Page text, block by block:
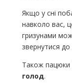
Якщо у сні
навколо вас,
гризунами
звернутися
Також пацюки
голод.